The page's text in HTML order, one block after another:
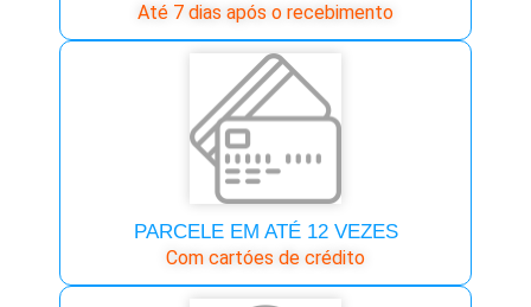
Até 7 dias após o recebimento
PARCELE EM ATÉ 12 VEZES
Com cartóes de crédito